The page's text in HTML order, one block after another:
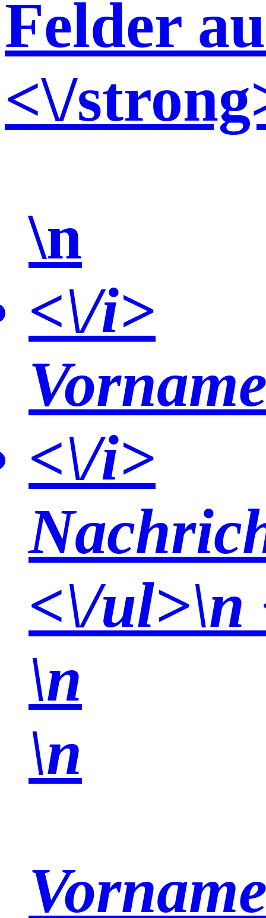
Felder
<\/
\n
<\/i>
<\/i>
<\/ul>\n
\n
\n